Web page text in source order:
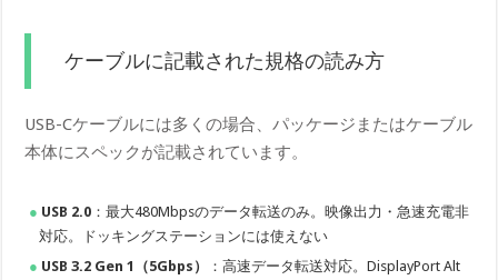
ケーブルに記載された規格の読み方
USB-Cケーブルには多くの場合、パッケージまたはケーブル
本体にスペックが記載されています。
USB 2.0 ：最大480Mbpsのデータ転送のみ。映像出力・急速充電非
対応。ドッキングステーションには使えない
USB 3.2 Gen 1（5Gbps）
：高速データ転送対応。DisplayPort Alt